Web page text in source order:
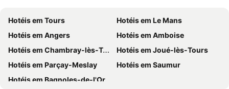
Hôtel Le Circuit Le Mans
H24 HOTEL
B&B HOTEL Le Mans Sud
Brit Hotel Le Cottage
Hôtel Déco'lia-Soirée étape
Hotéis em Tours
Hotéis em Le Mans
Hotéis em Angers
Hotéis em Amboise
Hotéis em Chambray-lès-Tours
Hotéis em Joué-lès-Tours
Hotéis em Parçay-Meslay
Hotéis em Saumur
Hotéis em Bagnoles-de-l'Orne